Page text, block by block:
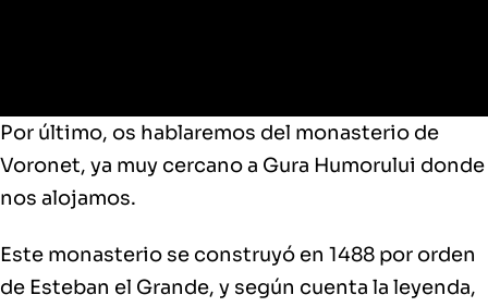
Por último, os hablaremos del monasterio de
Voronet, ya muy cercano a Gura Humorului donde
nos alojamos.
Este monasterio se construyó en 1488 por orden
de Esteban el Grande, y según cuenta la leyenda,